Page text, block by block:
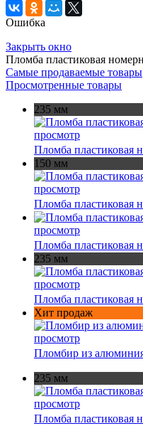
Ошибка
Закрыть окно
Пломба пластиковая
Самые продаваемые товары
Просмотренные товары
235 мм
просмотр
Пломба пластиковая
150 мм
просмотр
Пломба пластиковая
просмотр
Пломба пластиковая
235 мм
просмотр
Пломба пластиковая
Хит продаж
просмотр
Пломбир из
235 мм
просмотр
Пломба пластиковая